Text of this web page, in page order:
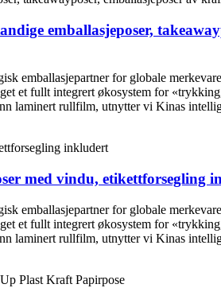
emballasjeposer,
emballasjepartner for globale
et fullt integrert økosystem for
laminert rullfilm, utnytter vi Kinas
med vindu, etikettforsegling
emballasjepartner for globale
et fullt integrert økosystem for
laminert rullfilm, utnytter vi Kinas